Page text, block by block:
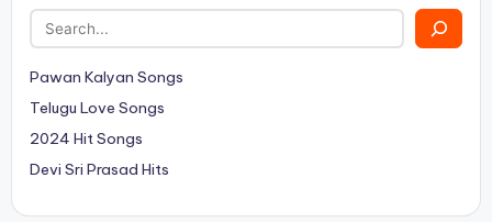
Pawan Kalyan Songs
Telugu Love Songs
2024 Hit Songs
Devi Sri Prasad Hits